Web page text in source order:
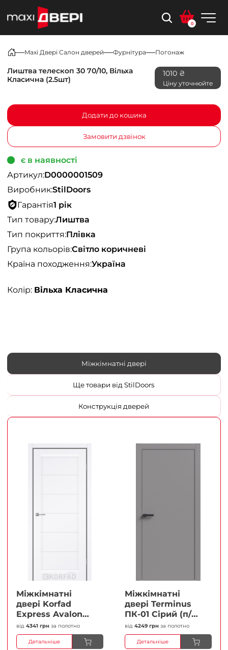
0
Maxi Двері Салон дверей Фурнітура Погонаж
Лиштва телескоп 30 70/10, Вільха
Класична (2.5шт)
1010 ₴
Ціну уточнюйте
Додати до кошика
Замовити дзвінок
є в наявності
Артикул:D0000001509
Виробник:StilDoors
Гарантія1 рік
Тип товару:Лиштва
Тип покриття:Плівка
Група кольорів:Світло коричневі
Країна походження:Україна
Колір: Вільха Класична
Міжкімнатні двері
Ще товари від StilDoors
Конструкція дверей
Міжкімнатні
двері Korfad
Express Avalon
Білий мат
Кристал
Антискретч
від 4341 грн за полотно
Детальніше
Міжкімнатні
двері Terminus
ПК-01 Сірий (п/п)
Глухі Плівка
від 4249 грн за полотно
Детальніше